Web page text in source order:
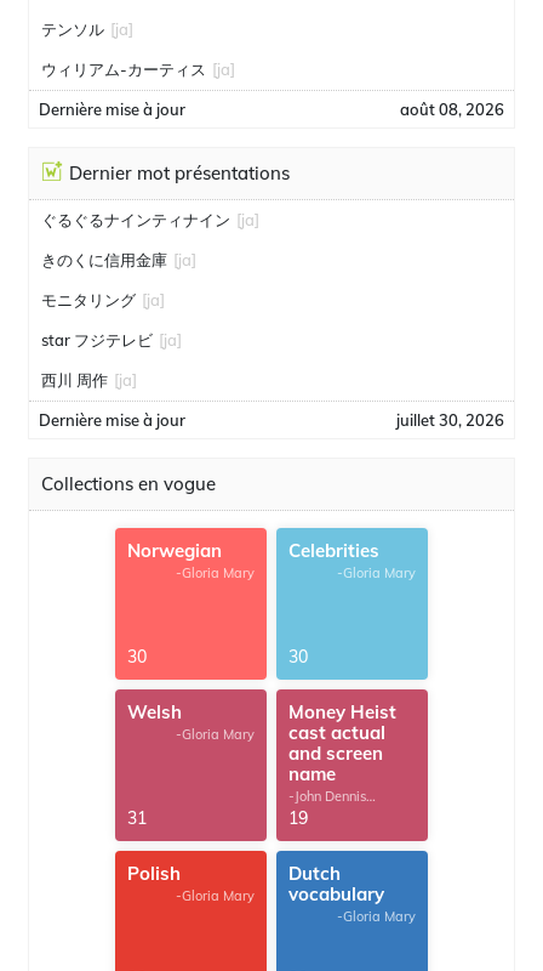
テンソル [ja]
ウィリアム-カーティス [ja]
Dernière mise à jour août 08, 2026
Dernier mot présentations
ぐるぐるナインティナイン [ja]
きのくに信用金庫 [ja]
モニタリング [ja]
star フジテレビ [ja]
西川 周作 [ja]
Dernière mise à jour juillet 30, 2026
Collections en vogue
Norwegian
-Gloria Mary
30
Celebrities
-Gloria Mary
30
Welsh
-Gloria Mary
31
Money Heist
cast actual
and screen
name
-John Dennis
G.Thomas
19
Polish
-Gloria Mary
Dutch
vocabulary
-Gloria Mary